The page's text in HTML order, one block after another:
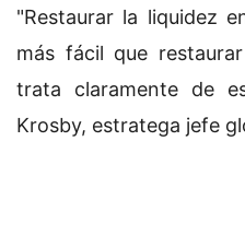
"Restaurar la liquidez
más fácil que
trata claramente de
Krosby, estratega jefe